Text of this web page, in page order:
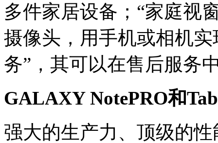
多件家居设备；“家庭视
摄像头，用手机或相机
务”，其可以在售后服务
GALAXY NotePRO和
强大的生产力、顶级的